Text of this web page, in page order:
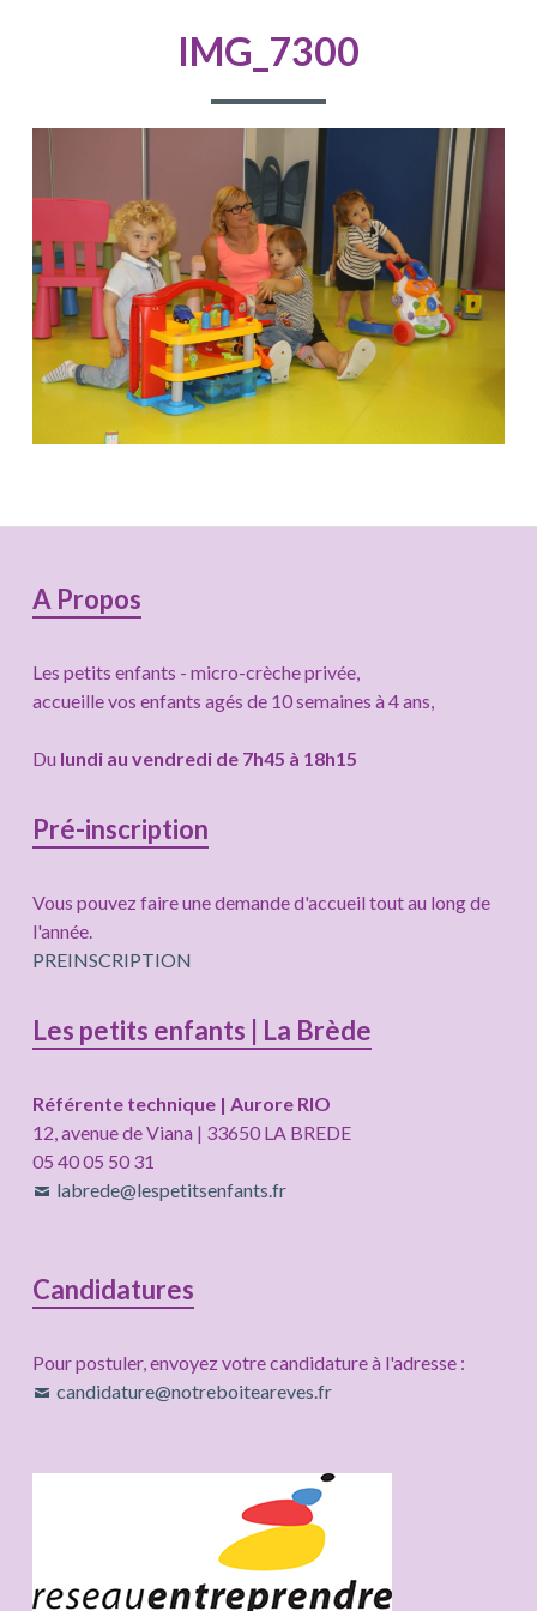
IMG_7300
Colonne
subsidiaire
A Propos
Les petits enfants - micro-crèche privée,
accueille vos enfants agés de 10 semaines à 4 ans,
Du lundi au vendredi de 7h45 à 18h15
Pré-inscription
Vous pouvez faire une demande d'accueil tout au long de
l'année.
PREINSCRIPTION
Les petits enfants | La Brède
Référente technique | Aurore RIO
12, avenue de Viana | 33650 LA BREDE
05 40 05 50 31
labrede@lespetitsenfants.fr
Candidatures
Pour postuler, envoyez votre candidature à l'adresse :
candidature@notreboiteareves.fr